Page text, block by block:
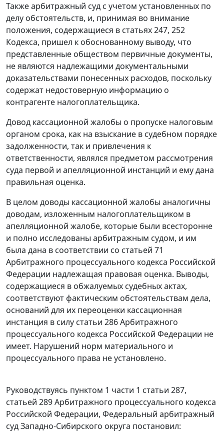
Также арбитражный суд с учетом установленных по
делу обстоятельств, и, принимая во внимание
положения, содержащиеся в статьях 247, 252
Кодекса, пришел к обоснованному выводу, что
представленные обществом первичные документы,
не являются надлежащими документальными
доказательствами понесенных расходов, поскольку
содержат недостоверную информацию о
контрагенте налогоплательщика.
Довод кассационной жалобы о пропуске налоговым
органом срока, как на взыскание в судебном порядке
задолженности, так и привлечения к
ответственности, являлся предметом рассмотрения
суда первой и апелляционной инстанций и ему дана
правильная оценка.
В целом доводы кассационной жалобы аналогичны
доводам, изложенным налогоплательщиком в
апелляционной жалобе, которые были всесторонне
и полно исследованы арбитражным судом, и им
была дана в соответствии со статьей 71
Арбитражного процессуального кодекса Российской
Федерации надлежащая правовая оценка. Выводы,
содержащиеся в обжалуемых судебных актах,
соответствуют фактическим обстоятельствам дела,
оснований для их переоценки кассационная
инстанция в силу статьи 286Арбитражного
процессуального кодекса Российской Федерации не
имеет. Нарушений норм материального и
процессуального права не установлено.
Руководствуясь пунктом 1 части 1 статьи 287,
статьей 289Арбитражного процессуального кодекса
Российской Федерации, Федеральный арбитражный
суд Западно-Сибирского округа постановил: